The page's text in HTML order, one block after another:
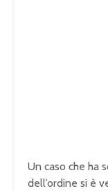
Un caso che ha
dell’ordine si è